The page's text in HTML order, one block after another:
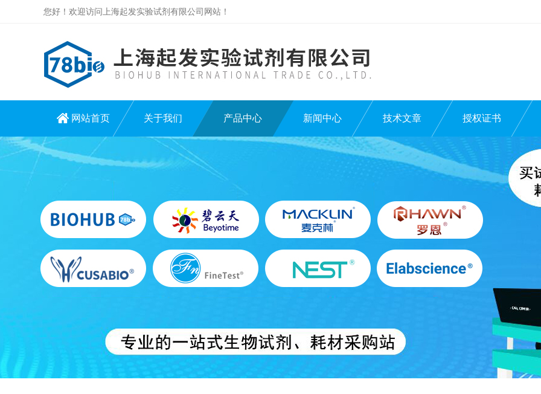
您好！欢迎访问上海起发实验试剂有限公司网站！
网站首页 关于我们 产品中心 新闻中心 技术文章 授权证书